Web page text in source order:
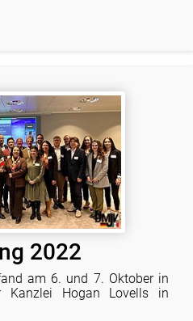
2022
am 6. und 7. Oktober in
Kanzlei Hogan Lovells in